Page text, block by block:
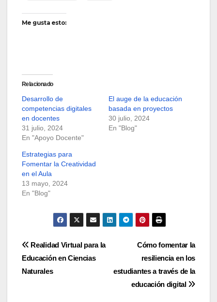
Me gusta esto:
Relacionado
Desarrollo de
competencias digitales
en docentes
31 julio, 2024
En "Apoyo Docente"
El auge de la educación
basada en proyectos
30 julio, 2024
En "Blog"
Estrategias para
Fomentar la Creatividad
en el Aula
13 mayo, 2024
En "Blog"
Navegación
de
Cómo fomentar la
resiliencia en los
estudiantes a través de la
educación digital
Realidad Virtual para la
Educación en Ciencias
Naturales